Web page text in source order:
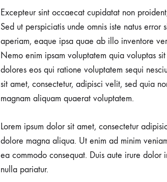
FW2017
AUGUST
2018
SHARE
COMMENTS
ON
FASHION
MONTH-
READY
IN
Excepteur sint occaecat cupidatat non
Sed ut perspiciatis unde omnis iste natus
aperiam, eaque ipsa quae ab illo inventore
Nemo enim ipsam voluptatem quia voluptas
dolores eos qui ratione voluptatem sequi
sit amet, consectetur, adipisci velit, sed quia
magnam aliquam quaerat voluptatem.
Lorem ipsum dolor sit amet, consectetur
dolore magna aliqua. Ut enim ad minim
ea commodo consequat. Duis aute irure
nulla pariatur.